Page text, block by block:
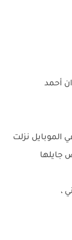
أحمد
نزلت
جايلها
،